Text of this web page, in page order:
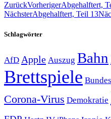
ZurückVorherigerAbgehalftert,
NächsterAbgehalftert, Teil 13
Schlagwörter
AfD Apple Auszug Bahn
Brettspiele
Corona-Virus Demokratie